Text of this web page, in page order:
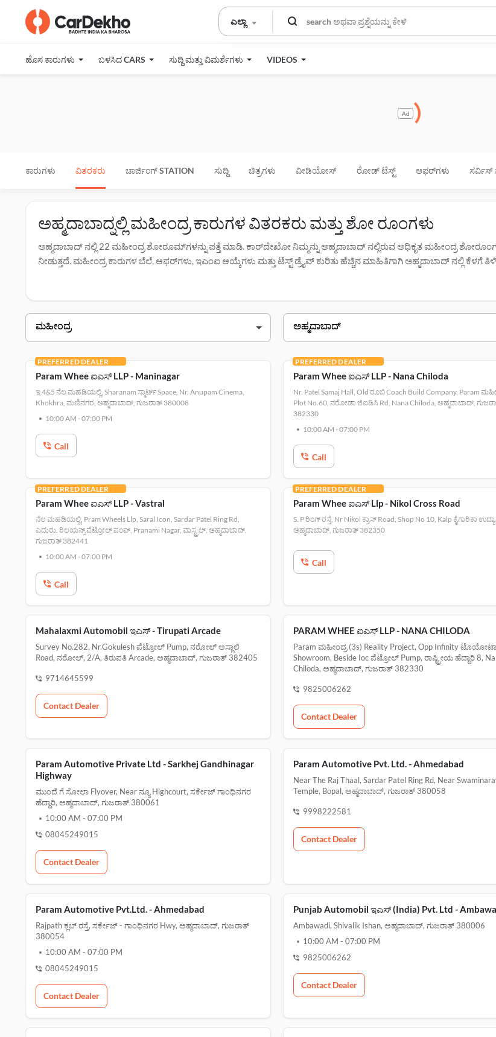
ಎಲ್ಲಾ
ಹೊಸ ಕಾರುಗಳು ಬಳಸಿದ CARS ಸುದ್ದಿ ಮತ್ತು ವಿಮರ್ಶೆಗಳು VIDEOS
Ad
ಕಾರುಗಳು ವಿತರಕರು ಚಾರ್ಜಿಂಗ್‌ STATION ಸುದ್ದಿ ಚಿತ್ರಗಳು ವೀಡಿಯೋಸ್ ರೋಡ್ ಟೆಸ್ಟ್ ಆಫರ್‌ಗಳು ಸರ್ವಿಸ್
ಅಹ್ಮದಾಬಾದ್ನಲ್ಲಿ ಮಹೀಂದ್ರ ಕಾರುಗಳ ವಿತರಕರು ಮತ್ತು ಶೋ ರೂಂಗಳು
ಅಹ್ಮದಾಬಾದ್ ನಲ್ಲಿ 22 ಮಹೀಂದ್ರ ಶೋರೂಮ್‌ಗಳನ್ನು ಪತ್ತೆ ಮಾಡಿ. ಕಾರ್‌ದೇಖೋ ನಿಮ್ಮನ್ನು ಅಹ್ಮದಾಬಾದ್ ನಲ್ಲಿರುವ ಅಧಿಕೃತ ಮಹೀಂದ್ರ
ನೀಡುತ್ತದೆ. ಮಹೀಂದ್ರ ಕಾರುಗಳ ಬೆಲೆ, ಆಫರ್‌ಗಳು, ಇಎಂಐ ಆಯ್ಕೆಗಳು ಮತ್ತು ಟೆಸ್ಟ್ ಡ್ರೈವ್ ಕುರಿತು ಹೆಚ್ಚಿನ ಮಾಹಿತಿಗಾಗಿ ಅಹ್ಮದಾಬಾದ್ ನಲ್ಲಿ ಕೆಳಗೆ
ಡೀಲರ್ ಹೆಸರು
param wheels llp - ಮಣಿನಗರ ಇ 4&5 ground floor, sharanam ಸ್ಮಾರ್ಟ್ space, nr.
param wheels llp - nana chiloda nr. patel samaj hall, old ರೂಬಿ coach build company, param
param wheels llp - narolgam plot no.16, rajbai timber market, isanpur-
param wheels llp - ವಾಸ್ಟ್ರಲ್ ground floor, pram wheels llp, saral icon, sardar patel ring rd,
param wheels llp - nikol ಕ್ರಾಸ್ road s. p ring road, nr nikol ಕ್ರಾಸ್ road, shop no 10,
PREFERRED DEALER
Param Whee ಐಎಸ್‌ LLP - Maninagar
ಇ 4&5 ನೆಲ ಮಹಡಿಯಲ್ಲಿ, Sharanam ಸ್ಮಾರ್ಟ್ Space, Nr. Anupam Cinema,
Khokhra, ಮಣಿನಗರ, ಅಹ್ಮದಾಬಾದ್, ಗುಜರಾತ್ 380008
10:00 AM -07:00 PM
Call
PREFERRED DEALER
Param Whee ಐಎಸ್‌ LLP - Nana Chiloda
Nr. Patel Samaj Hall, Old ರೂಬಿ Coach Build Company, Param
Plot No.60, ನರೋಡಾ ಜಿಐಡಿಸಿ Rd, Nana Chiloda, ಅಹ್ಮದಾಬಾದ್,
382330
10:00 AM -07:00 PM
Call
PREFERRED DEALER
Param Whee ಐಎಸ್‌ LLP - Vastral
ನೆಲ ಮಹಡಿಯಲ್ಲಿ, Pram Wheels Llp, Saral Icon, Sardar Patel Ring Rd,
ಎದುರು. ರಿಲಯನ್ಸ್ ಪೆಟ್ರೋಲ್ ಪಂಪ್, Pranami Nagar, ವಾಸ್ಟ್ರಲ್, ಅಹ್ಮದಾಬಾದ್,
ಗುಜರಾತ್ 382441
10:00 AM -07:00 PM
Call
PREFERRED DEALER
Param Whee ಐಎಸ್‌ Llp - Nikol Cross Road
S. P ರಿಂಗ್ ರಸ್ತೆ, Nr Nikol ಕ್ರಾಸ್ Road, Shop No 10, Kalp ಕೈಗಾರಿಕಾ
ಅಹ್ಮದಾಬಾದ್, ಗುಜರಾತ್ 382350
Call
Mahalaxmi Automobil ಇಎಸ್‌ - Tirupati Arcade
Survey No.282, Nr.gokulesh ಪೆಟ್ರೋಲ್ Pump, ನರೋಲ್ ಅಸ್ಲಾಲಿ
Road, ನರೋಲ್, 2/a, ತಿರುಪತಿ Arcade, ಅಹ್ಮದಾಬಾದ್, ಗುಜರಾತ್ 382405
9714645599
Contact Dealer
PARAM WHEE ಐಎಸ್‌ LLP - NANA CHILODA
Param ಮಹೀಂದ್ರ (3s) Reality Project, Opp Infinity ಟೊಯೋಟಾ
Showroom, Beside Ioc ಪೆಟ್ರೋಲ್ Pump, ರಾಷ್ಟ್ರೀಯ ಹೆದ್ದಾರಿ 8,
Chiloda, ಅಹ್ಮದಾಬಾದ್, ಗುಜರಾತ್ 382330
9825006262
Contact Dealer
Param Automotive Private Ltd - Sarkhej Gandhinagar
Highway
ಮುಂದೆ ಗೆ ಸೋಲಾ Flyover, Near ನ್ಯೂ Highcourt, ಸರ್ಕೇಜ್ ಗಾಂಧಿನಗರ
ಹೆದ್ದಾರಿ, ಅಹ್ಮದಾಬಾದ್, ಗುಜರಾತ್ 380061
10:00 AM - 07:00 PM
08045249015
Contact Dealer
Param Automotive Pvt. Ltd. - Ahmedabad
Near The Raj Thaal, Sardar Patel Ring Rd, Near
Temple, Bopal, ಅಹ್ಮದಾಬಾದ್, ಗುಜರಾತ್ 380058
9998222581
Contact Dealer
Param Automotive Pvt.Ltd. - Ahmedabad
Rajpath ಕ್ಲಬ್ ರಸ್ತೆ, ಸರ್ಕೇಜ್ - ಗಾಂಧಿನಗರ Hwy, ಅಹ್ಮದಾಬಾದ್, ಗುಜರಾತ್
380054
10:00 AM - 07:00 PM
08045249015
Contact Dealer
Punjab Automobil ಇಎಸ್‌ (India) Pvt. Ltd -
Ambawadi, Shivalik Ishan, ಅಹ್ಮದಾಬಾದ್, ಗುಜರಾತ್ 380006
10:00 AM - 07:00 PM
9825006262
Contact Dealer